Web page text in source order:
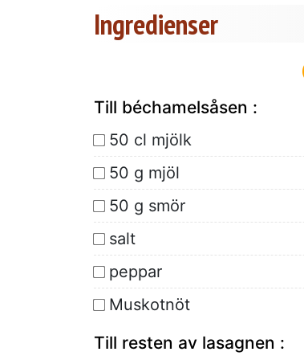
Ingredienser
Till béchamelsåsen :
50 cl mjölk
50 g mjöl
50 g smör
salt
peppar
Muskotnöt
Till resten av lasagnen :